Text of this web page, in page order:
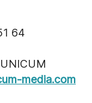
64
media.com